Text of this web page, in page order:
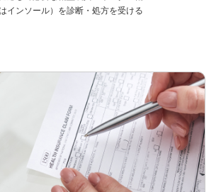
はインソール）を診断・処方を受ける